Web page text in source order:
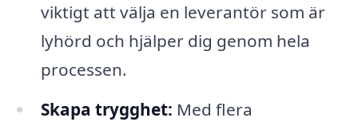
viktigt att välja en leverantör som är
lyhörd och hjälper dig genom hela
processen.
Skapa trygghet: Med flera